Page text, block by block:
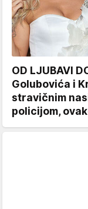
OD LJUBAVI
Golubovića i
stravičnim
policijom,